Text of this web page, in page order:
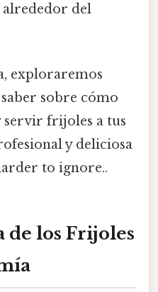
alrededor del
exploraremos
sobre cómo
servir frijoles a tus
y deliciosa
to ignore..
los Frijoles